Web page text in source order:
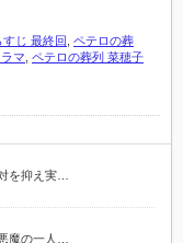
じ 最終回 ペテロの葬
マ ペテロの葬列 菜穂子
を抑え実…
魔の一人…